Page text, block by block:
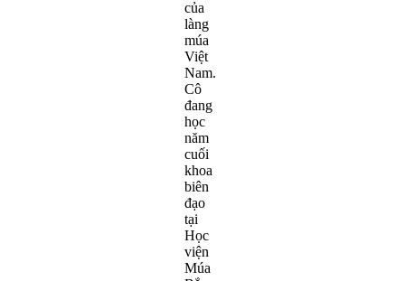
của
làng
múa
Việt
Nam.
Cô
đang
học
năm
cuối
khoa
biên
đạo
tại
Học
viện
Múa